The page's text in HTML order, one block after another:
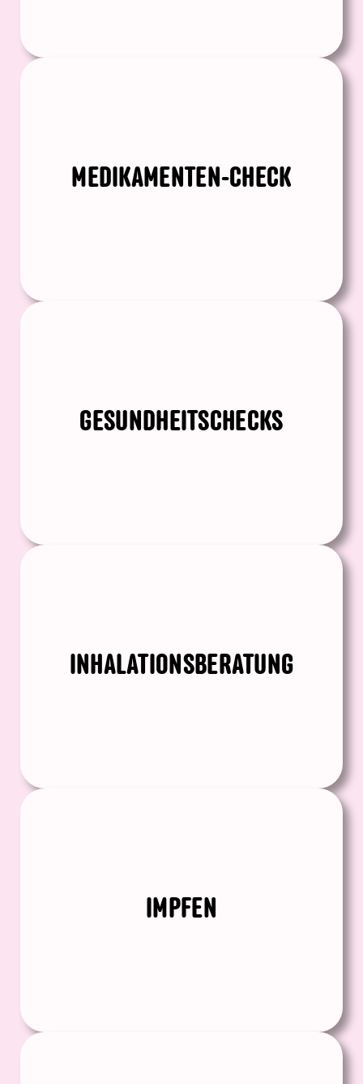
MEDIKAMENTEN-CHECK
GESUNDHEITSCHECKS
INHALATIONSBERATUNG
IMPFEN